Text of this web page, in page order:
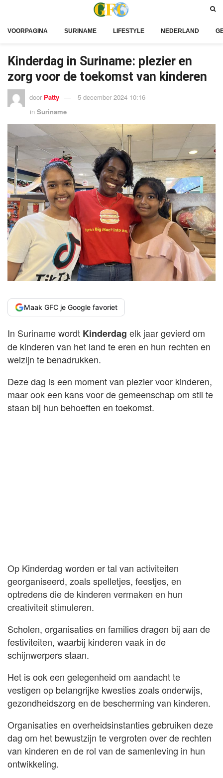
VOORPAGINA SURINAME LIFESTYLE NEDERLAND
Kinderdag in Suriname: plezier en
zorg voor de toekomst van kinderen
door Patty
5 december 2024 10:16
in Suriname
Maak GFC je Google favoriet
In Suriname wordt Kinderdag elk jaar gevierd om
de kinderen van het land te eren en hun rechten en
welzijn te benadrukken.
Deze dag is een moment van plezier voor kinderen,
maar ook een kans voor de gemeenschap om stil te
staan bij hun behoeften en toekomst.
Op Kinderdag worden er tal van activiteiten
georganiseerd, zoals spelletjes, feestjes, en
optredens die de kinderen vermaken en hun
creativiteit stimuleren.
Scholen, organisaties en families dragen bij aan de
festiviteiten, waarbij kinderen vaak in de
schijnwerpers staan.
Het is ook een gelegenheid om aandacht te
vestigen op belangrijke kwesties zoals onderwijs,
gezondheidszorg en de bescherming van kinderen.
Organisaties en overheidsinstanties gebruiken deze
dag om het bewustzijn te vergroten over de rechten
van kinderen en de rol van de samenleving in hun
ontwikkeling.